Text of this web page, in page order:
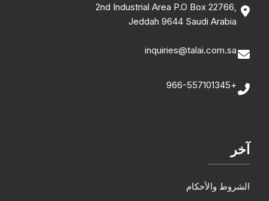
2nd Industrial Area P.O Box 22766,
Jeddah 9644 Saudi Arabia
inquiries@talai.com.sa
+966-557101345
آخر
الشروط والأحكام